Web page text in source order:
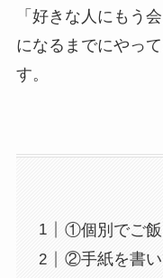
「好きな人にもう
になるまでにやっ
す。
①個別でご飯
②手紙を書い